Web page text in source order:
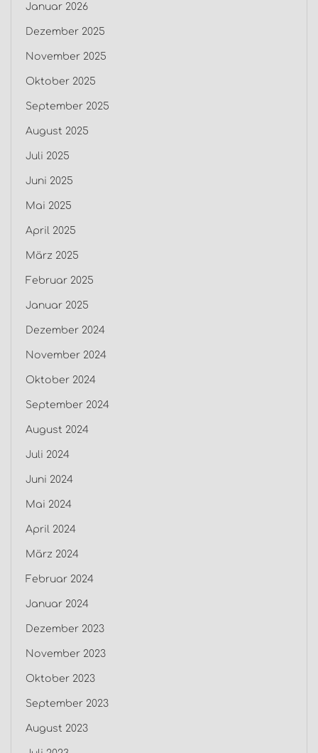
Januar 2026
Dezember 2025
November 2025
Oktober 2025
September 2025
August 2025
Juli 2025
Juni 2025
Mai 2025
April 2025
März 2025
Februar 2025
Januar 2025
Dezember 2024
November 2024
Oktober 2024
September 2024
August 2024
Juli 2024
Juni 2024
Mai 2024
April 2024
März 2024
Februar 2024
Januar 2024
Dezember 2023
November 2023
Oktober 2023
September 2023
August 2023